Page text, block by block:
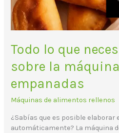
Todo lo que
sobre la
empanadas
Máquinas de alimentos rellenos
¿Sabías que es posible elaborar
automáticamente? La máquina
de
empanadas